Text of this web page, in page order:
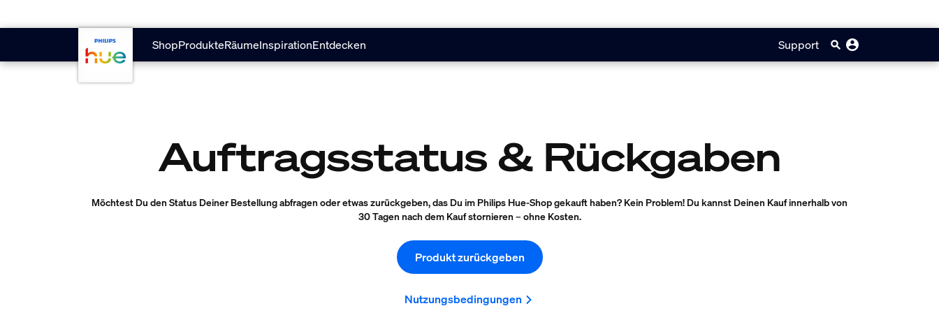
ShopProdukteRäumeInspirationEntdecken Support
Auftragsstatus & Rückgaben
Möchtest Du den Status Deiner Bestellung abfragen oder etwas zurückgeben, das Du im Philips Hue-Shop gekauft haben? Kein Problem! Du kannst Deinen Kauf innerhalb von
30 Tagen nach dem Kauf stornieren – ohne Kosten.
Produkt zurückgeben
Nutzungsbedingungen